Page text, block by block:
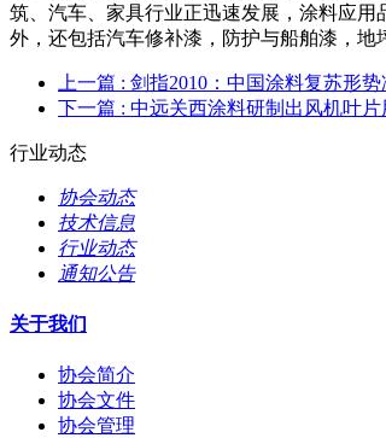
筑、汽车、家具行业正迅速发展，涂料应
外，还包括汽车修补漆，防护与船舶漆，地
上一篇 : 剑指2010：中国涂料复苏形
下一篇 : 中远关西涂料研制出风机叶
行业动态
协会动态
技术信息
行业动态
通知公告
关于我们
协会简介
协会文件
协会管理